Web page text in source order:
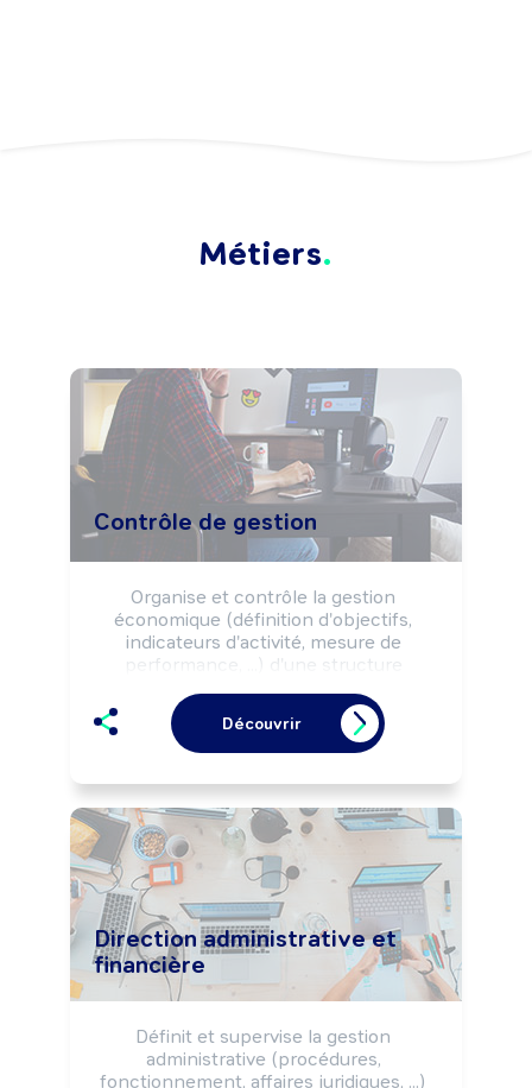
Métiers
Contrôle de gestion
Organise et contrôle la gestion
économique (définition d'objectifs,
indicateurs d'activité, mesure de
performance, ...) d'une structure
territoriale, ...) et en optimise la
rentabilité financière selon les choix
stratégiques décidés par les instances
(commerciales, fiscales et financières).
Peut réaliser des études prospectives
de résultats de la structure. Peut
coordonner une équipe.
Découvrir
Direction administrative et
financière
Définit et supervise la gestion
administrative (procédures,
fonctionnement, affaires juridiques, ...)